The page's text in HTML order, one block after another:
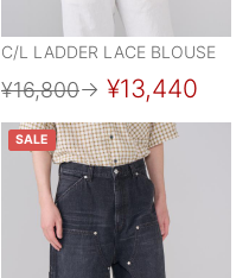
C/L LADDER LACE BLOUSE
¥16,800→ ¥13,440
SALE